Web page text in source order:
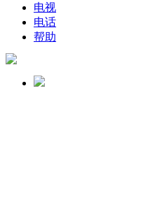
电视
电话
帮助